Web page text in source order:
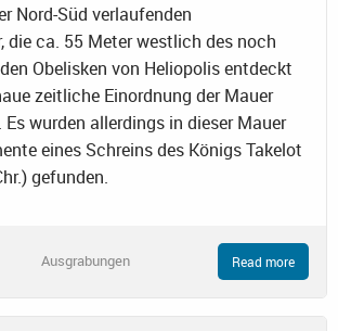
Nord-Süd verlaufenden
die ca. 55 Meter westlich des noch
Obelisken von Heliopolis entdeckt
zeitliche Einordnung der Mauer
wurden allerdings in dieser Mauer
eines Schreins des Königs Takelot
gefunden.
Ausgrabungen Read more